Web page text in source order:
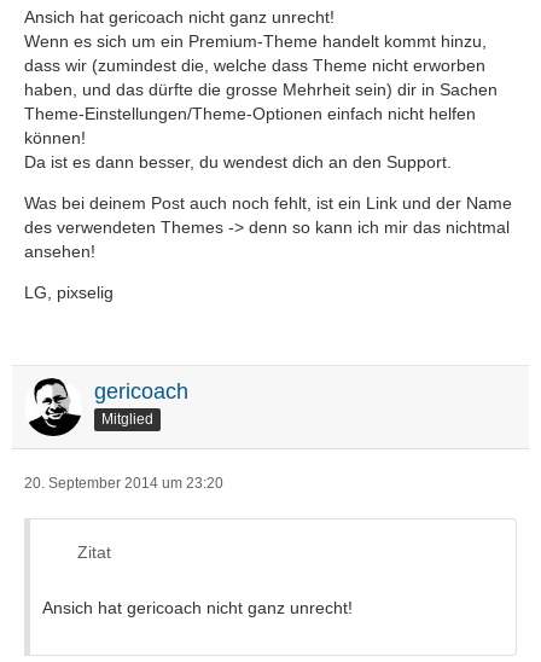
Ansich hat gericoach nicht ganz unrecht!
Wenn es sich um ein Premium-Theme handelt kommt hinzu,
dass wir (zumindest die, welche dass Theme nicht erworben
haben, und das dürfte die grosse Mehrheit sein) dir in Sachen
Theme-Einstellungen/Theme-Optionen einfach nicht helfen
können!
Da ist es dann besser, du wendest dich an den Support.
Was bei deinem Post auch noch fehlt, ist ein Link und der Name
des verwendeten Themes -> denn so kann ich mir das nichtmal
ansehen!
LG, pixselig
gericoach
Mitglied
20. September 2014 um 23:20
Zitat
Ansich hat gericoach nicht ganz unrecht!